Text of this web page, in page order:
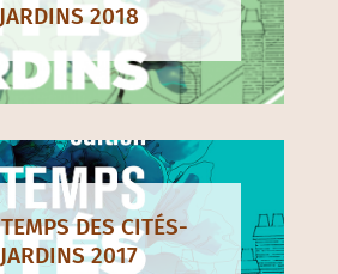
JARDINS 2018
DES CITÉS-
JARDINS 2017